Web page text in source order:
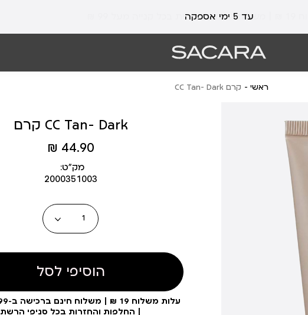
עד 5 ימי אספקה
ראשי קרם CC Tan- Dark
קרם CC Tan- Dark
מחיר
מוצר
44.90 ₪
מק״ט:
2000351003
כמות
הוסיפי לסל
| החלפות והחזרות בכל סניפי הרשת